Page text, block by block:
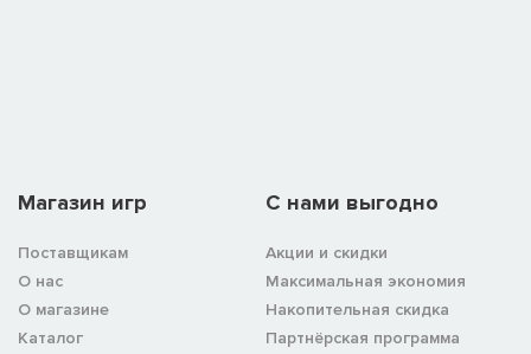
Магазин игр
Поставщикам
О нас
О магазине
Каталог
C нами выгодно
Акции и скидки
Максимальная экономия
Накопительная скидка
Партнёрская программа